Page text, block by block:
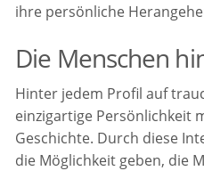
ihre persönliche
Die Menschen
Hinter jedem Profil auf
einzigartige Persönlichkeit
Geschichte. Durch diese
die Möglichkeit geben, die